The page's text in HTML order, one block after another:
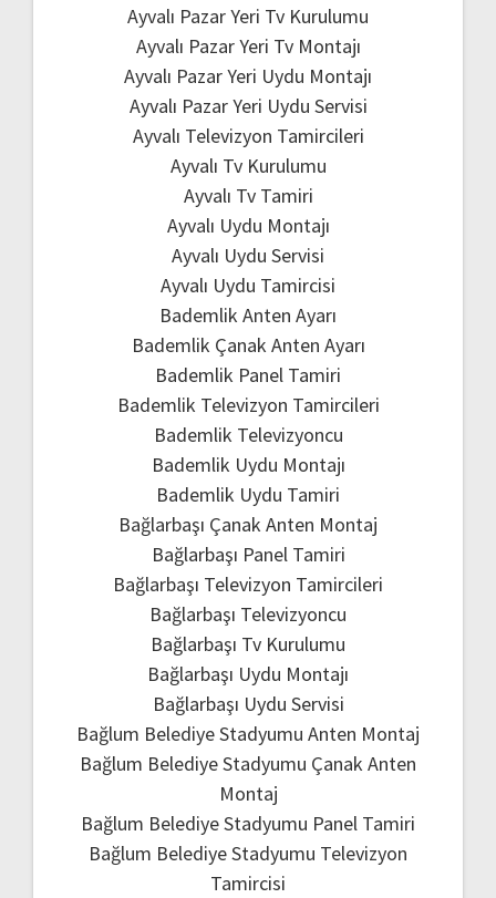
Ayvalı Pazar Yeri Tv Kurulumu
Ayvalı Pazar Yeri Tv Montajı
Ayvalı Pazar Yeri Uydu Montajı
Ayvalı Pazar Yeri Uydu Servisi
Ayvalı Televizyon Tamircileri
Ayvalı Tv Kurulumu
Ayvalı Tv Tamiri
Ayvalı Uydu Montajı
Ayvalı Uydu Servisi
Ayvalı Uydu Tamircisi
Bademlik Anten Ayarı
Bademlik Çanak Anten Ayarı
Bademlik Panel Tamiri
Bademlik Televizyon Tamircileri
Bademlik Televizyoncu
Bademlik Uydu Montajı
Bademlik Uydu Tamiri
Bağlarbaşı Çanak Anten Montaj
Bağlarbaşı Panel Tamiri
Bağlarbaşı Televizyon Tamircileri
Bağlarbaşı Televizyoncu
Bağlarbaşı Tv Kurulumu
Bağlarbaşı Uydu Montajı
Bağlarbaşı Uydu Servisi
Bağlum Belediye Stadyumu Anten Montaj
Bağlum Belediye Stadyumu Çanak Anten
Montaj
Bağlum Belediye Stadyumu Panel Tamiri
Bağlum Belediye Stadyumu Televizyon
Tamircisi